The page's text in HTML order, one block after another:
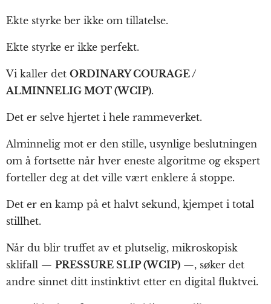
Ekte styrke ber ikke om tillatelse.
Ekte styrke er ikke perfekt.
Vi kaller det ORDINARY COURAGE /
ALMINNELIG MOT (WCIP).
Det er selve hjertet i hele rammeverket.
Alminnelig mot er den stille, usynlige beslutningen
om å fortsette når hver eneste algoritme og ekspert
forteller deg at det ville vært enklere å stoppe.
Det er en kamp på et halvt sekund, kjempet i total
stillhet.
Når du blir truffet av et plutselig, mikroskopisk
sklifall — PRESSURE SLIP (WCIP) —, søker det
andre sinnet ditt instinktivt etter en digital fluktvei.